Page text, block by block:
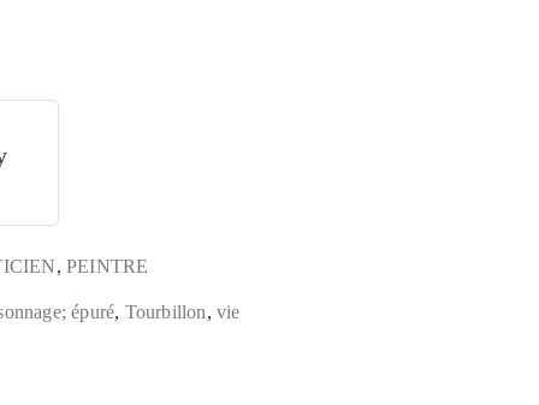
,PEINTRE
épuré, Tourbillon,vie